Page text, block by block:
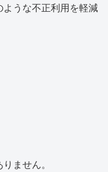
うな不正利用を軽減
ません。